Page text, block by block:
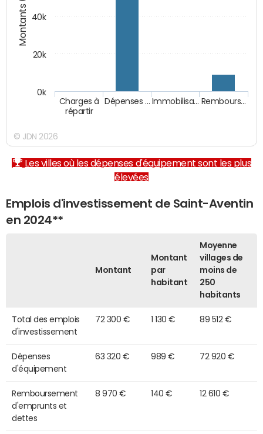
Montants (€)
Charges à
répartir
Dépenses … Immobilisa… Rembours…
0k
20k
40k
© JDN 2026
Les villes où les dépenses d'équipement sont les plus
élevées
Emplois d'investissement de Saint-Aventin
en 2024**
Montant
Montant
par
habitant
Moyenne
villages de
moins de
250
habitants
Total des emplois
d'investissement
72 300 € 1 130 € 89 512 €
Dépenses
d'équipement
63 320 € 989 € 72 920 €
Remboursement
d'emprunts et
dettes
8 970 € 140 € 12 610 €